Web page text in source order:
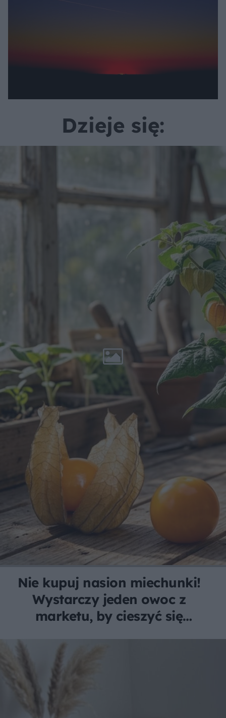
Dzieje się:
Nie kupuj nasion miechunki!
Wystarczy jeden owoc z
marketu, by cieszyć się